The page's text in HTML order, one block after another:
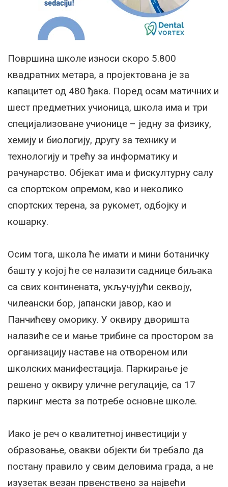
Површина школе износи скоро 5.800
квадратних метара, а пројектована је за
капацитет од 480 ђака. Поред осам матичних и
шест предметних учионица, школа има и три
специјализоване учионице – једну за физику,
хемију и биологију, другу за технику и
технологију и трећу за информатику и
рачунарство. Објекат има и фискултурну салу
са спортском опремом, као и неколико
спортских терена, за рукомет, одбојку и
кошарку.
Осим тога, школа ће имати и мини ботаничку
башту у којој ће се налазити саднице биљака
са свих континената, укључујући секвоју,
чилеански бор, јапански јавор, као и
Панчићеву оморику. У оквиру дворишта
налазиће се и мање трибине са простором за
организацију наставе на отвореном или
школских манифестација. Паркирање је
решено у оквиру уличне регулације, са 17
паркинг места за потребе основне школе.
Иако је реч о квалитетној инвестицији у
образовање, овакви објекти би требало да
постану правило у свим деловима града, а не
изузетак везан првенствено за највећи